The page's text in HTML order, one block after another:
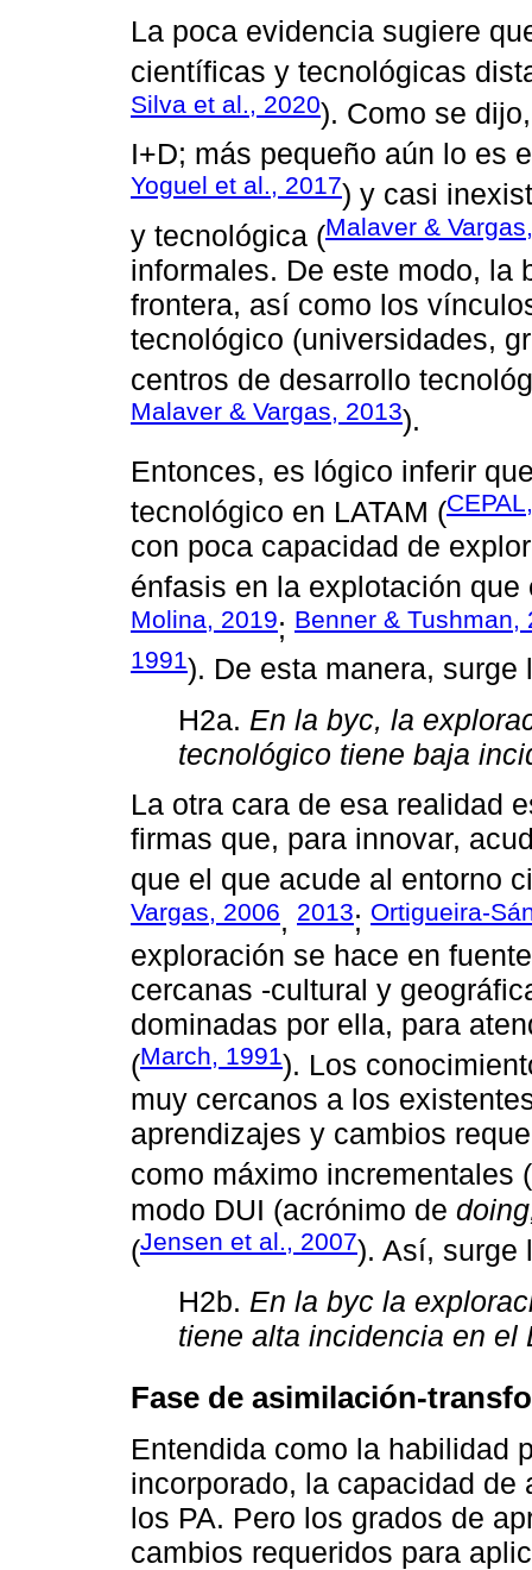
La poca evidencia sugiere
científicas y tecnológicas
Silva et al., 2020). Como se
I+D; más pequeño aún lo es
Yoguel et al., 2017) y casi
y tecnológica (Malaver &
informales. De este modo, la
frontera, así como los
tecnológico (universidades,
centros de desarrollo
Malaver & Vargas, 2013).
Entonces, es lógico inferir
tecnológico en LATAM (
con poca capacidad de
énfasis en la explotación que
Molina, 2019; Benner & Tushman,
1991). De esta manera,
H2a. En la byc, la
tecnológico tiene baja
La otra cara de esa realidad
firmas que, para innovar,
que el que acude al entorno
Vargas, 2006, 2013; Ortigueira-
exploración se hace en
cercanas -cultural y
dominadas por ella, para
(March, 1991). Los
muy cercanos a los
aprendizajes y cambios
como máximo incrementales (
modo DUI (acrónimo de
(Jensen et al., 2007). Así, surge
H2b. En la byc la
tiene alta incidencia en el
Fase de asimilación-
Entendida como la habilidad
incorporado, la capacidad
los PA. Pero los grados de
cambios requeridos para